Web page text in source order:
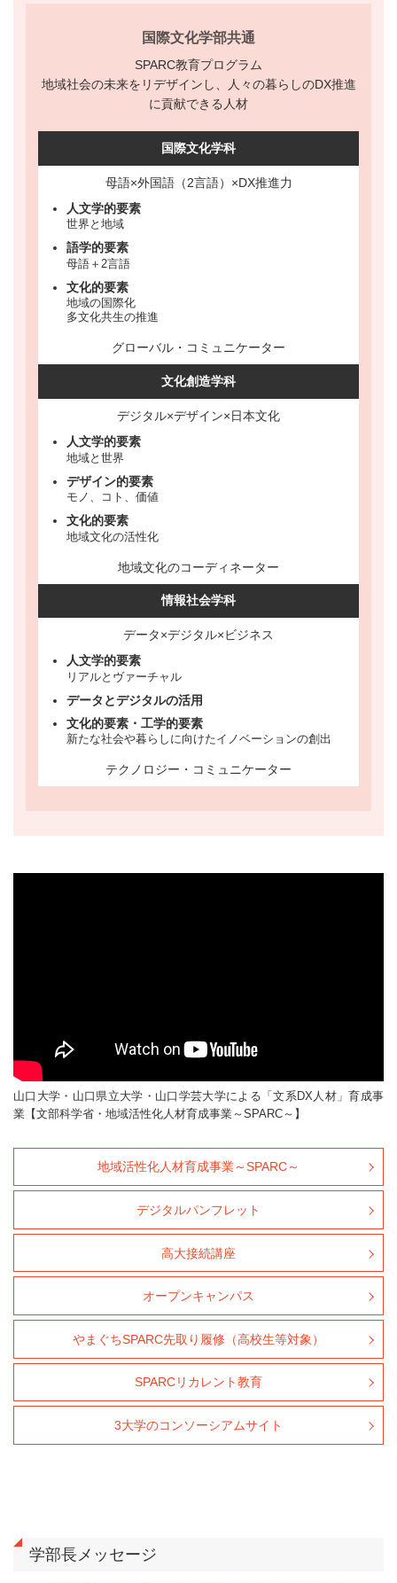
国際文化学部共通
SPARC教育プログラム
地域社会の未来をリデザインし、人々の暮らしのDX推進
に貢献できる人材
国際文化学科
母語×外国語（2言語）×DX推進力
人文学的要素
世界と地域
語学的要素
母語＋2言語
文化的要素
地域の国際化
多文化共生の推進
グローバル・コミュニケーター
文化創造学科
デジタル×デザイン×日本文化
人文学的要素
地域と世界
デザイン的要素
モノ、コト、価値
文化的要素
地域文化の活性化
地域文化のコーディネーター
情報社会学科
データ×デジタル×ビジネス
人文学的要素
リアルとヴァーチャル
データとデジタルの活用
文化的要素・工学的要素
新たな社会や暮らしに向けたイノベーションの創出
テクノロジー・コミュニケーター
山口大学・山口県立大学・山口学芸大学による「文系DX人材」育成事
業【文部科学省・地域活性化人材育成事業～SPARC～】
地域活性化人材育成事業～SPARC～
デジタルパンフレット
高大接続講座
オープンキャンパス
やまぐちSPARC先取り履修（高校生等対象）
SPARCリカレント教育
3大学のコンソーシアムサイト
学部長メッセージ